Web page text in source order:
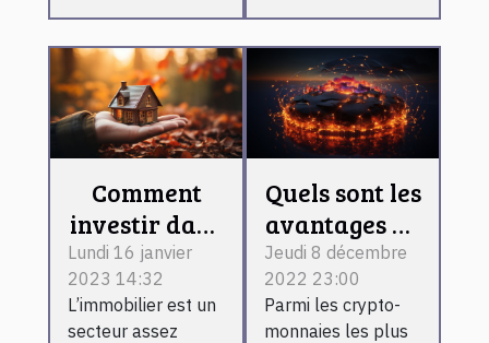
Comment
investir dans
l’immobilier
locatif ?
Lundi 16 janvier
2023 14:32
L’immobilier est un
secteur assez
Quels sont les
avantages de
détention de
Ocean
Protocol ?
Jeudi 8 décembre
2022 23:00
Parmi les crypto-
monnaies les plus